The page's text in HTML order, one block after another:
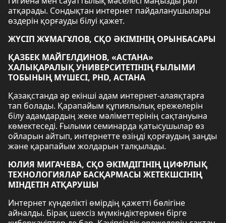
атқарады. Сондықтан интернет пайдаланушылары
өздерін қорғауды білуі қажет.
ЖҮСІП ЖҰМАГҰЛОВ, СҚО ӘКІМІНІҢ ОРЫНБАСАРЫ
ҚАЗБЕК МАЙГЕЛДИНОВ, «АСТАНА»
ХАЛЫҚАРАЛЫҚ УНИВЕРСИТЕТІНІҢ ҒЫЛЫМИ
ТОБЫНЫҢ МҮШЕСІ, PHD, АСТАНА
Қазақстанда әр екінші адам интернет-алаяқтарға
тап болады. Қарапайым құпиялылық ережелерін
білу адамдардың жеке мәліметтерінің сақтануына
көмектеседі. Ғылыми семинарда қатысушылар өз
ойларын айтып, интернетте өзіңді қорғаудың заңды
және қарапайым жолдарын талқылады.
ЮЛИЯ МИГАЧЕВА, СҚО ӘКІМДІГІНІҢ ЦИФРЛЫҚ
ТЕХНОЛОГИЯЛАР БАСҚАРМАСЫ ЖЕТЕКШСІНІҢ
МІНДЕТІН АТҚАРУШЫ
Интернет күнделікті өмірдің қажетті бөлігіне
айналды. Бірақ шексіз мүмкіндіктермен бірге